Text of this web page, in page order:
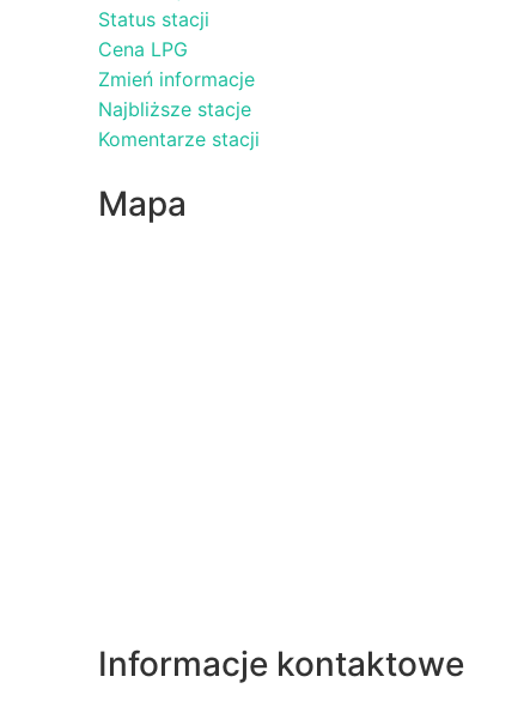
Status stacji
Cena LPG
Zmień informacje
Najbliższe stacje
Komentarze stacji
Mapa
Informacje kontaktowe